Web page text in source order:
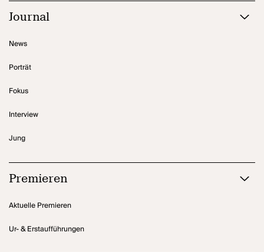
Journal
News
Porträt
Fokus
Interview
Jung
Premieren
Aktuelle Premieren
Ur- & Erstaufführungen